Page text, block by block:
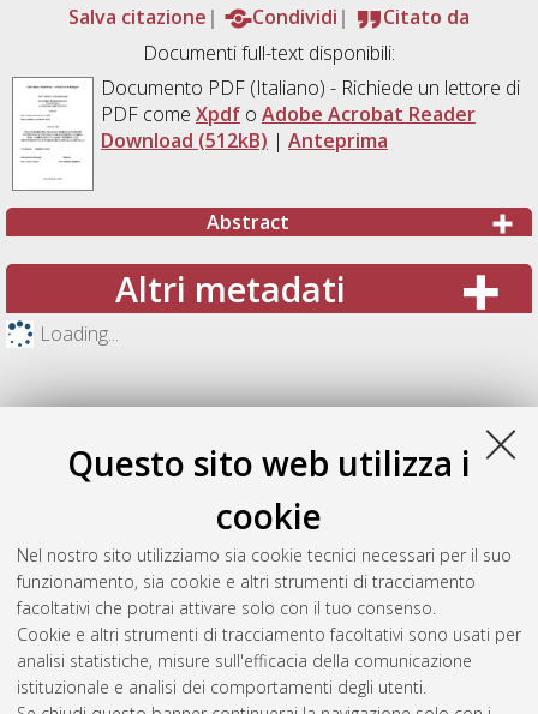
Questo sito web utilizza i
cookie
Nel nostro sito utilizziamo sia cookie tecnici necessari per il suo
funzionamento, sia cookie e altri strumenti di tracciamento
facoltativi che potrai attivare solo con il tuo consenso.
Cookie e altri strumenti di tracciamento facoltativi sono usati per
analisi statistiche, misure sull'efficacia della comunicazione
istituzionale e analisi dei comportamenti degli utenti.
Salva citazione
Condividi
Citato da
Documenti full-text disponibili:
Documento PDF(Italiano) - Richiede un lettore di
PDF come Xpdfo Adobe Acrobat Reader
Download (512kB) | Anteprima
Abstract
Altri metadati
Loading...
Gestione del documento: